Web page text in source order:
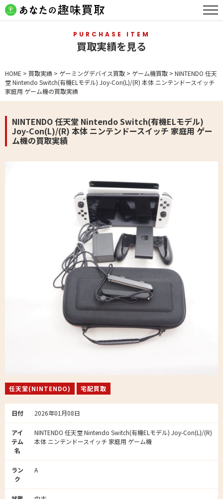
PURCHASE ITEM
買取実績を見る
HOME > 買取実績 > ゲーミングデバイス買取 > ゲーム機買取 > NINTENDO 任天
堂 Nintendo Switch(有機ELモデル) Joy-Con(L)/(R) 本体 ニンテンドースイッチ
家庭用 ゲーム機の買取実績
NINTENDO 任天堂 Nintendo Switch(有機ELモデル)
Joy-Con(L)/(R) 本体 ニンテンドースイッチ 家庭用 ゲー
ム機の買取実績
任天堂(NINTENDO) 宅配買取
日付 2026年01月08日
アイ
テム
名
NINTENDO 任天堂 Nintendo Switch(有機ELモデル) Joy-Con(L)/(R)
本体 ニンテンドースイッチ 家庭用 ゲーム機
ラン
ク
A